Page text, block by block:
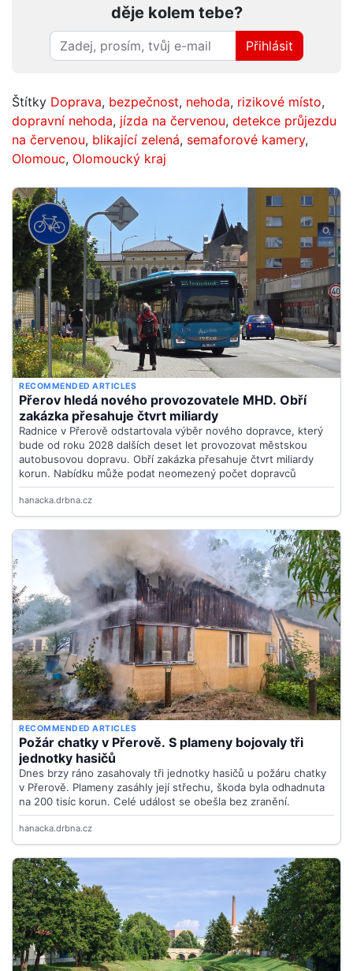
děje kolem tebe?
Přihlásit
Štítky Doprava, bezpečnost, nehoda, rizikové místo,
dopravní nehoda, jízda na červenou, detekce průjezdu
na červenou, blikající zelená, semaforové kamery,
Olomouc, Olomoucký kraj